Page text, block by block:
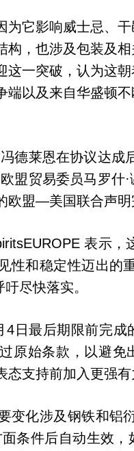
为它影响威士忌、
构，也涉及包装及
这一突破，认为这
端以及来自华盛顿
德莱恩在协议达成
盟贸易委员马罗什
欧盟—美国联合声明
表示，
性和稳定性迈出的
尽快落实。
4日最后期限前完成
原始条款，以避免
支持前加入更强有
变化涉及钢铁和铝
条件后自动生效